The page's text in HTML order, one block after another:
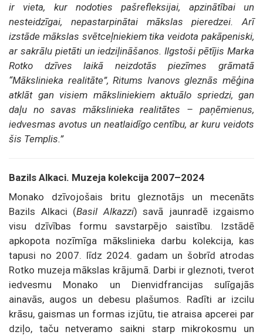
ir vieta, kur nodoties pašrefleksijai, apzinātībai un
nesteidzīgai, nepastarpinātai mākslas pieredzei. Arī
izstāde mākslas svētceļniekiem tika veidota pakāpeniski,
ar sakrālu pietāti un iedziļināšanos. Ilgstoši pētījis Marka
Rotko dzīves laikā neizdotās piezīmes grāmatā
“Mākslinieka realitāte”, Ritums Ivanovs gleznās mēģina
atklāt gan visiem māksliniekiem aktuālo spriedzi, gan
daļu no savas mākslinieka realitātes – paņēmienus,
iedvesmas avotus un neatlaidīgo centību, ar kuru veidots
šis Templis.”
Bazils Alkaci. Muzeja kolekcija 2007–2024
Monako dzīvojošais britu gleznotājs un mecenāts
Bazils Alkaci (Basil Alkazzi) savā jaunradē izgaismo
visu dzīvības formu savstarpējo saistību. Izstādē
apkopota nozīmīga mākslinieka darbu kolekcija, kas
tapusi no 2007. līdz 2024. gadam un šobrīd atrodas
Rotko muzeja mākslas krājumā. Darbi ir gleznoti, tverot
iedvesmu Monako un Dienvidfrancijas sulīgajās
ainavās, augos un debesu plašumos. Radīti ar izcilu
krāsu, gaismas un formas izjūtu, tie atraisa apcerei par
dziļo, taču netveramo saikni starp mikrokosmu un